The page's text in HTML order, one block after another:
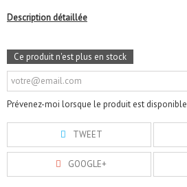
Description détaillée
Ce produit n'est plus en stock
Prévenez-moi lorsque le produit est disponible
TWEET
GOOGLE+